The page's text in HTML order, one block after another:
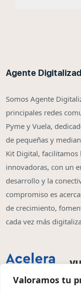
Valoramos tu
Agente
Somos Agente
principales redes
Pyme y Vuela,
de pequeñas y
Kit Digital, facilitamos
innovadoras, con un
desarrollo y la
compromiso es
de crecimiento,
cada vez más